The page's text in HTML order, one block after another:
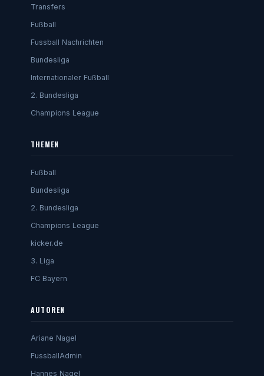
Transfers
Fußball
Fussball Nachrichten
Bundesliga
Internationaler Fußball
2. Bundesliga
Champions League
THEMEN
Fußball
Bundesliga
2. Bundesliga
Champions League
kicker.de
3. Liga
FC Bayern
AUTOREN
Ariane Nagel
FussballAdmin
Hannes Nagel